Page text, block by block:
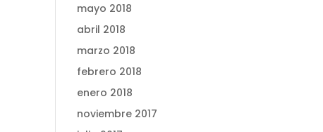
mayo 2018
abril 2018
marzo 2018
febrero 2018
enero 2018
noviembre 2017